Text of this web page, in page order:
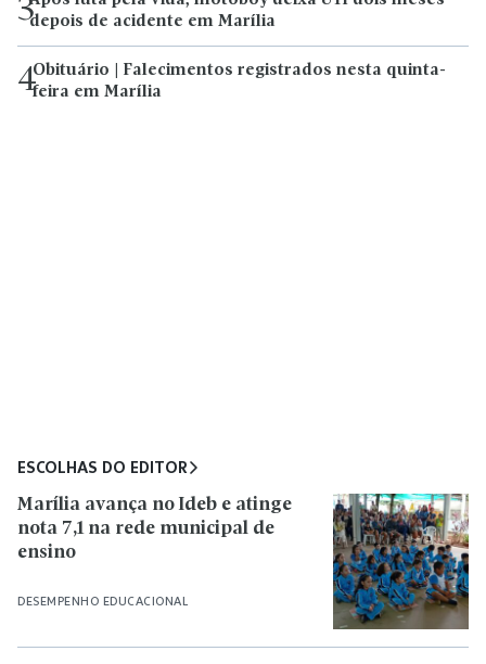
3depois de acidente em Marília
4Obituário | Falecimentos registrados nesta quinta-
feira em Marília
ESCOLHAS DO EDITOR
DESEMPENHO EDUCACIONAL
Marília avança no Ideb e atinge
nota 7,1 na rede municipal de
ensino